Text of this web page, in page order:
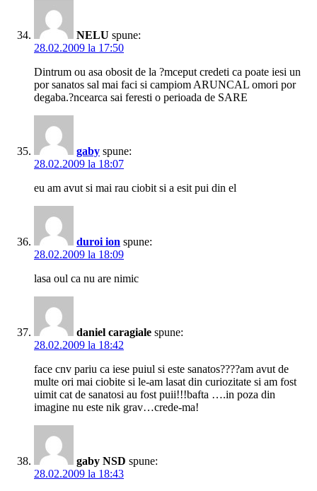
NELU spune:
28.02.2009 la 17:50
Dintrum ou asa obosit de la ?mceput credeti ca poate iesi un
por sanatos sal mai faci si campiom ARUNCAL omori por
degaba.?ncearca sai feresti o perioada de SARE
gaby spune:
28.02.2009 la 18:07
eu am avut si mai rau ciobit si a esit pui din el
duroi ion spune:
28.02.2009 la 18:09
lasa oul ca nu are nimic
daniel caragiale spune:
28.02.2009 la 18:42
face cnv pariu ca iese puiul si este sanatos????am avut de
multe ori mai ciobite si le-am lasat din curiozitate si am fost
uimit cat de sanatosi au fost puii!!!bafta ….in poza din
imagine nu este nik grav…crede-ma!
gaby NSD spune:
28.02.2009 la 18:43